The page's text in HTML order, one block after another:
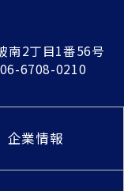
2丁目1番56号
6708-0210
企業情報